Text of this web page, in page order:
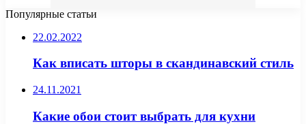
Популярные статьи
22.02.2022
Как вписать шторы в скандинавский стиль
24.11.2021
Какие обои стоит выбрать для кухни